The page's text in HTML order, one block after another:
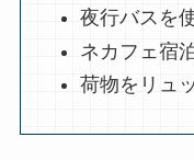
夜行バスを
ネカフェ宿
荷物をリュ